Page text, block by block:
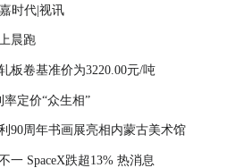
时代|视讯
晨跑
板卷基准价为3220.00元/吨
率定价“众生相”
90周年书画展亮相内蒙古美术馆
一 SpaceX跌超13% 热消息